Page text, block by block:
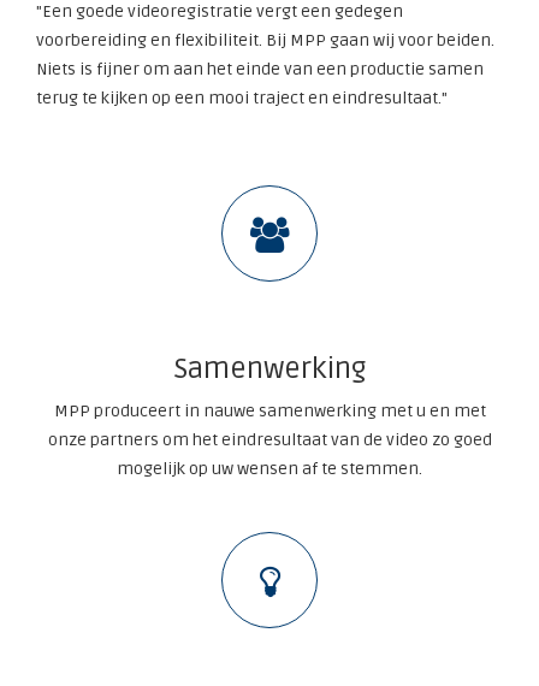
"Een goede videoregistratie vergt een gedegen
voorbereiding en flexibiliteit. Bij MPP gaan wij voor beiden.
Niets is fijner om aan het einde van een productie samen
terug te kijken op een mooi traject en eindresultaat."
Samenwerking
MPP produceert in nauwe samenwerking met u en met
onze partners om het eindresultaat van de video zo goed
mogelijk op uw wensen af te stemmen.